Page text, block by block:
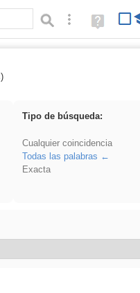
Búsqueda avanzada
Ayuda
(en
Tipo de búsqueda:
Cualquier coincidencia
Todas las palabras
Exacta